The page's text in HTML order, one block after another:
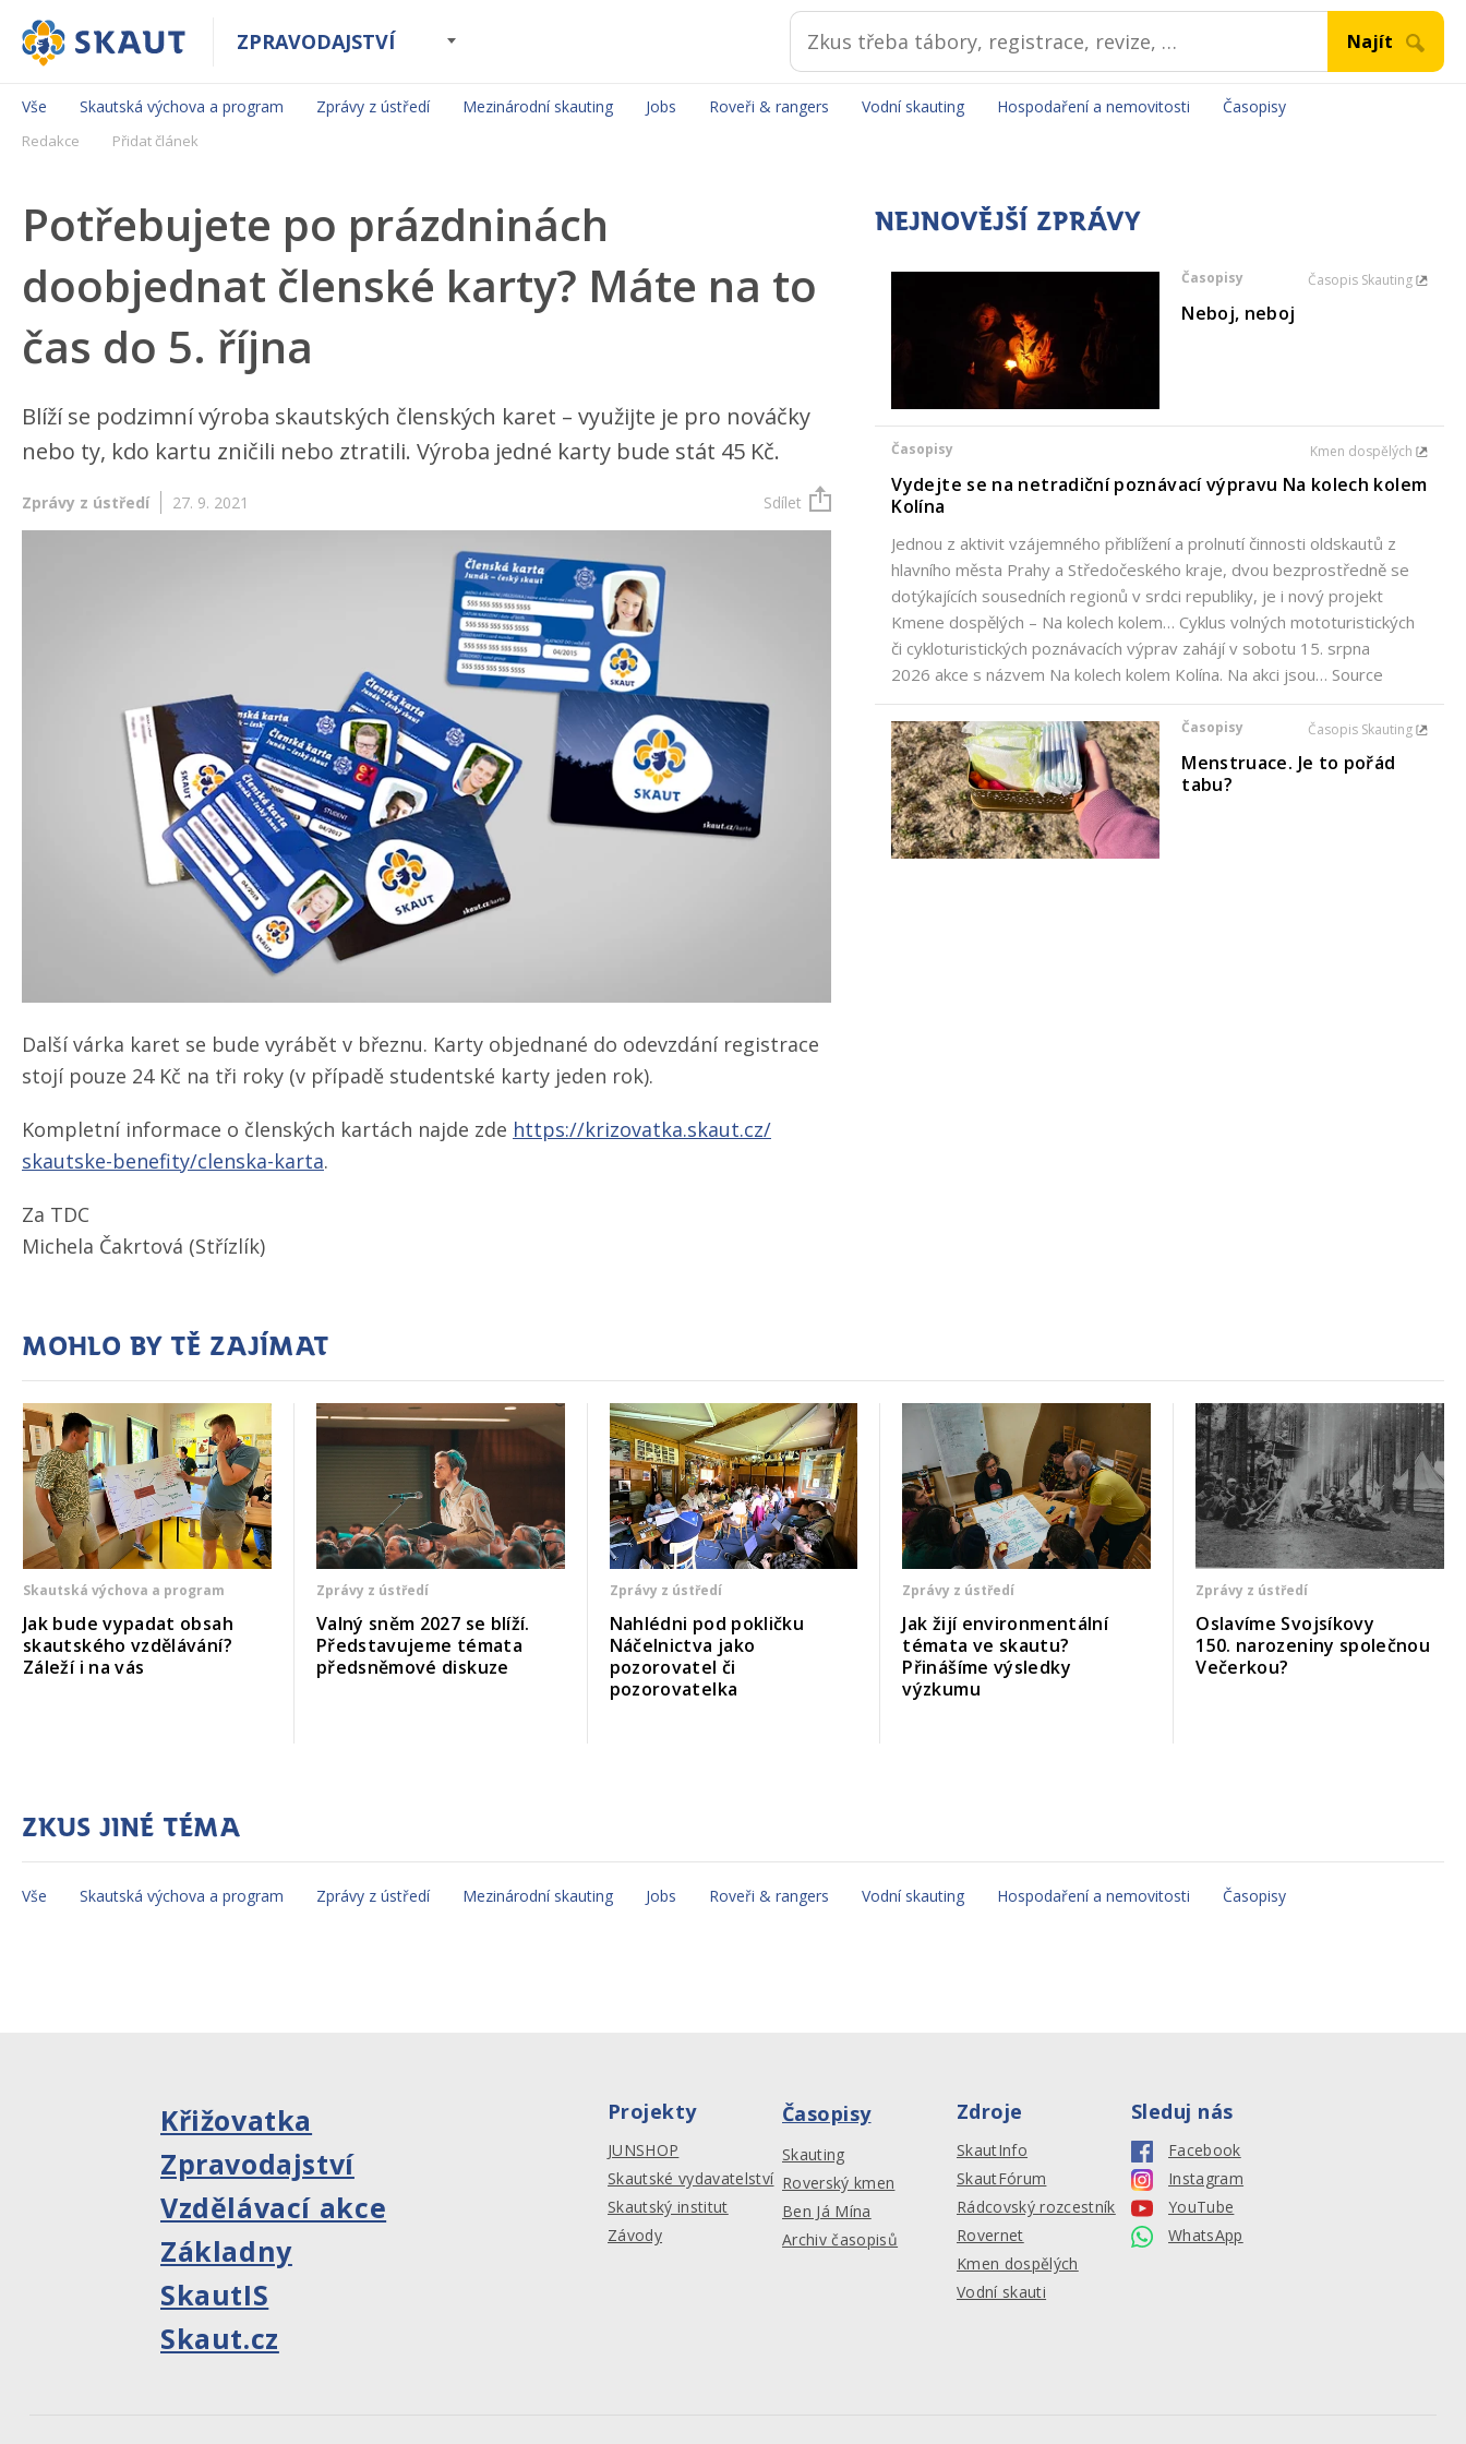
ZPRAVODAJSTVÍ
Vše Skautská výchova a program Zprávy z ústředí Mezinárodní skauting Jobs Roveři & rangers Vodní skauting Hospodaření a nemovitosti Časopisy
Redakce Přidat článek
Potřebujete po prázdninách
doobjednat členské karty? Máte na to
čas do 5. října
Blíží se podzimní výroba skautských členských karet – využijte je pro nováčky
nebo ty, kdo kartu zničili nebo ztratili. Výroba jedné karty bude stát 45 Kč.
Zprávy z ústředí 27. 9. 2021 Sdílet
Další várka karet se bude vyrábět v březnu. Karty objednané do odevzdání registrace
stojí pouze 24 Kč na tři roky (v případě studentské karty jeden rok).
Kompletní informace o členských kartách najde zde https://krizovatka.skaut.cz/​
skautske-benefity/​clenska-karta.
Za TDC
Michela Čakrtová (Střízlík)
NEJNOVĚJŠÍ ZPRÁVY
Časopisy Časopis Skauting
Neboj, neboj
Časopisy Kmen dospělých
Vydejte se na netradiční poznávací výpravu Na kolech kolem
Kolína
Jednou z aktivit vzájemného přiblížení a prolnutí činnosti oldskautů z
hlavního města Prahy a Středočeského kraje, dvou bezprostředně se
dotýkajících sousedních regionů v srdci republiky, je i nový projekt
Kmene dospělých – Na kolech kolem… Cyklus volných mototuristických
či cykloturistických poznávacích výprav zahájí v sobotu 15. srpna
2026 akce s názvem Na kolech kolem Kolína. Na akci jsou… Source
Časopisy Časopis Skauting
Menstruace. Je to pořád
tabu?
Mohlo by tě zajímat
Skautská výchova a program
Jak bude vypadat obsah
skautského vzdělávání?
Záleží i na vás
Zprávy z ústředí
Valný sněm 2027 se blíží.
Představujeme témata
předsněmové diskuze
Zprávy z ústředí
Nahlédni pod pokličku
Náčelnictva jako
pozorovatel či
pozorovatelka
Zprávy z ústředí
Jak žijí environmentální
témata ve skautu?
Přinášíme výsledky
výzkumu
Zprávy z ústředí
Oslavíme Svojsíkovy
150. narozeniny společnou
Večerkou?
Zkus jiné téma
Vše Skautská výchova a program Zprávy z ústředí Mezinárodní skauting Jobs Roveři & rangers Vodní skauting Hospodaření a nemovitosti Časopisy
Křižovatka
Zpravodajství
Vzdělávací akce
Základny
SkautIS
Skaut.cz
Projekty
JUNSHOP
Skautské vydavatelství
Skautský institut
Závody
Časopisy
Skauting
Roverský kmen
Ben Já Mína
Archiv časopisů
Zdroje
SkautInfo
SkautFórum
Rádcovský rozcestník
Rovernet
Kmen dospělých
Vodní skauti
Sleduj nás
Facebook
Instagram
YouTube
WhatsApp